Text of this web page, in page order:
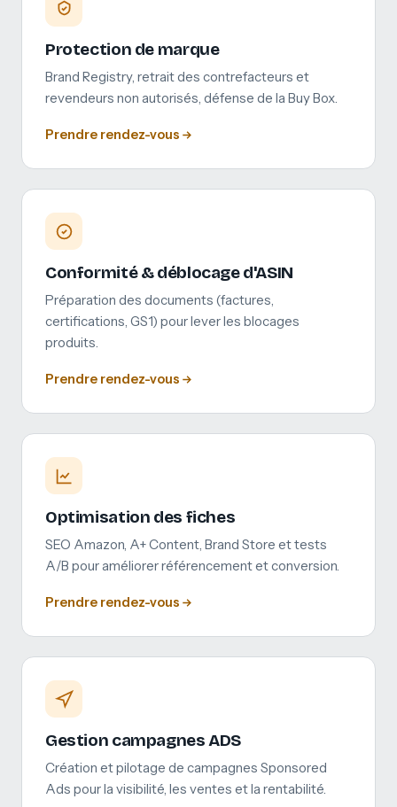
Protection de marque
Brand Registry, retrait des contrefacteurs et
revendeurs non autorisés, défense de la Buy Box.
Prendre rendez-vous
Conformité & déblocage d'ASIN
Préparation des documents (factures,
certifications, GS1) pour lever les blocages
produits.
Prendre rendez-vous
Optimisation des fiches
SEO Amazon, A+ Content, Brand Store et tests
A/B pour améliorer référencement et conversion.
Prendre rendez-vous
Gestion campagnes ADS
Création et pilotage de campagnes Sponsored
Ads pour la visibilité, les ventes et la rentabilité.